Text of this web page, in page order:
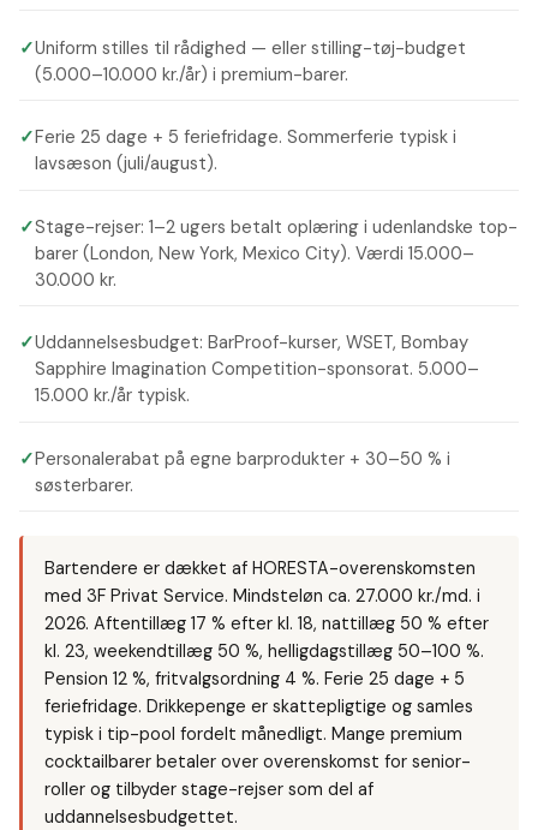
✓Uniform stilles til rådighed — eller stilling-tøj-budget
(5.000–10.000 kr./år) i premium-barer.
✓Ferie 25 dage + 5 feriefridage. Sommerferie typisk i
lavsæson (juli/august).
✓Stage-rejser: 1–2 ugers betalt oplæring i udenlandske top-
barer (London, New York, Mexico City). Værdi 15.000–
30.000 kr.
✓Uddannelsesbudget: BarProof-kurser, WSET, Bombay
Sapphire Imagination Competition-sponsorat. 5.000–
15.000 kr./år typisk.
✓Personalerabat på egne barprodukter + 30–50 % i
søsterbarer.
Bartendere er dækket af HORESTA-overenskomsten
med 3F Privat Service. Mindsteløn ca. 27.000 kr./md. i
2026. Aftentillæg 17 % efter kl. 18, nattillæg 50 % efter
kl. 23, weekendtillæg 50 %, helligdagstillæg 50–100 %.
Pension 12 %, fritvalgsordning 4 %. Ferie 25 dage + 5
feriefridage. Drikkepenge er skattepligtige og samles
typisk i tip-pool fordelt månedligt. Mange premium
cocktailbarer betaler over overenskomst for senior-
roller og tilbyder stage-rejser som del af
uddannelsesbudgettet.